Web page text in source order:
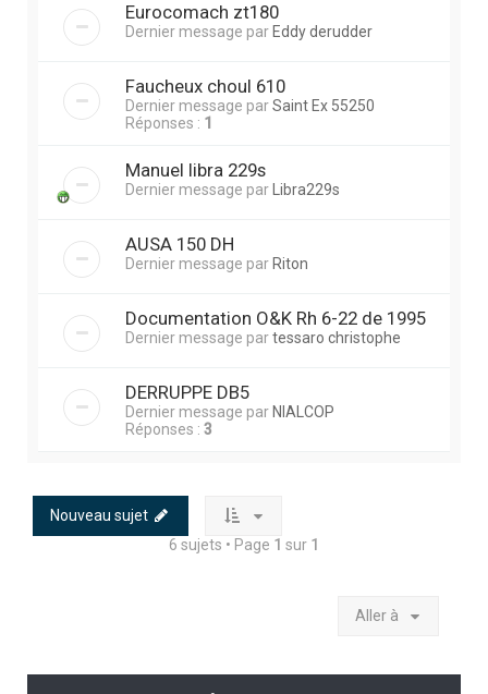
Eurocomach zt180
Dernier message par Eddy derudder
Faucheux choul 610
Dernier message parSaint Ex 55250
Réponses : 1
Manuel libra 229s
Dernier message par Libra229s
AUSA 150 DH
Dernier message par Riton
Documentation O&K Rh 6-22 de 1995
Dernier message partessaro christophe
DERRUPPE DB5
Dernier message par NIALCOP
Réponses : 3
Nouveau sujet
6 sujets • Page 1 sur 1
Aller à